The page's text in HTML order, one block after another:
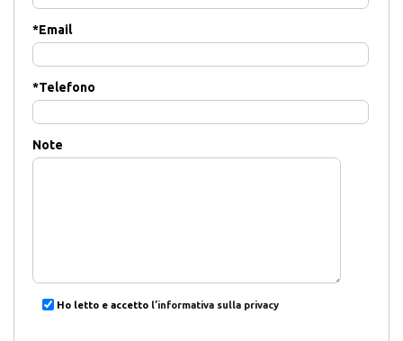
*Email
*Telefono
Note
Ho letto e accetto l’informativa sulla privacy